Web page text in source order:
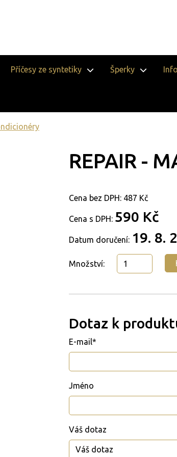
Příčesy ze syntetiky Šperky
REPAIR -
Cena bez DPH: 487 Kč
Cena s DPH: 590 Kč
Datum doručení: 19. 8.
Množství:
Dotaz k
E-mail*
Jméno
Váš dotaz